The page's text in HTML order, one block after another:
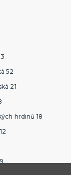
52
21
hrdinů 18